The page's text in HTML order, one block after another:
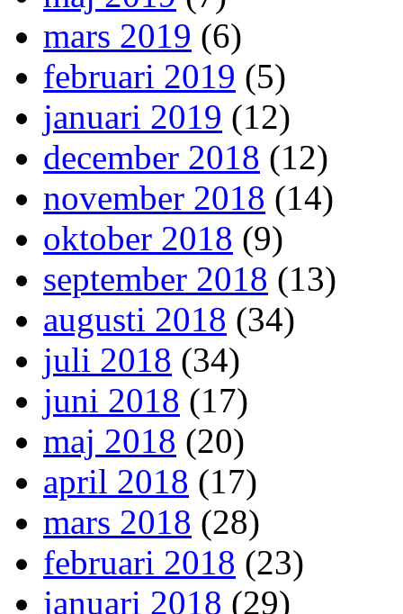
mars 2019 (6)
februari 2019 (5)
januari 2019 (12)
december 2018 (12)
november 2018 (14)
oktober 2018 (9)
september 2018 (13)
augusti 2018 (34)
juli 2018 (34)
juni 2018 (17)
maj 2018 (20)
april 2018 (17)
mars 2018 (28)
februari 2018 (23)
januari 2018 (29)